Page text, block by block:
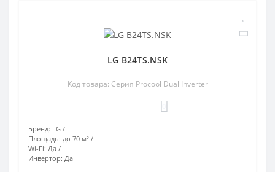
LG B24TS.NSK
Код товара: Серия Procool Dual Inverter
Бренд: LG
Площадь: до 70 м²
Wi-Fi: Да
Инвертор: Да